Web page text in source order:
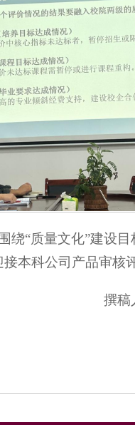
绕“质量文化”建设
本科公司产品审核
撰